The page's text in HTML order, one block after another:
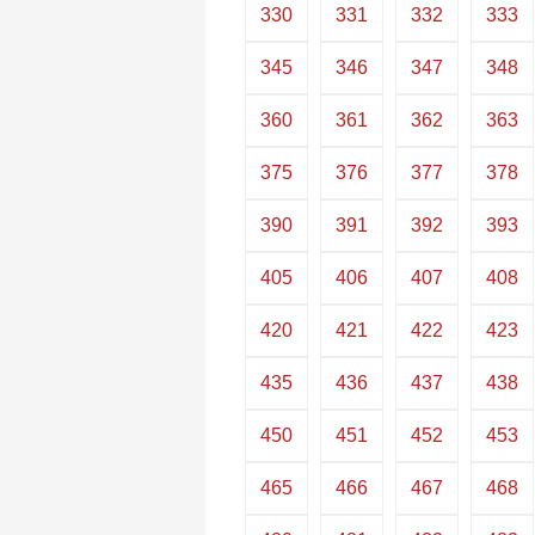
330 331 332 333
345 346 347 348
360 361 362 363
375 376 377 378
390 391 392 393
405 406 407 408
420 421 422 423
435 436 437 438
450 451 452 453
465 466 467 468